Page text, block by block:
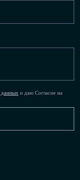
данных и даю Согласие на